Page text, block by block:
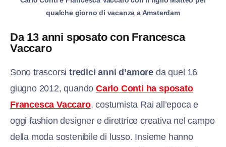
qualche giorno di vacanza a Amsterdam
Da 13 anni sposato con Francesca
Vaccaro
Sono trascorsi tredici anni d’amore da quel 16
giugno 2012, quandoCarlo Conti ha sposato
Francesca Vaccaro, costumista Rai all’epoca e
oggi fashion designer e direttrice creativa nel campo
della moda sostenibile di lusso. Insieme hanno